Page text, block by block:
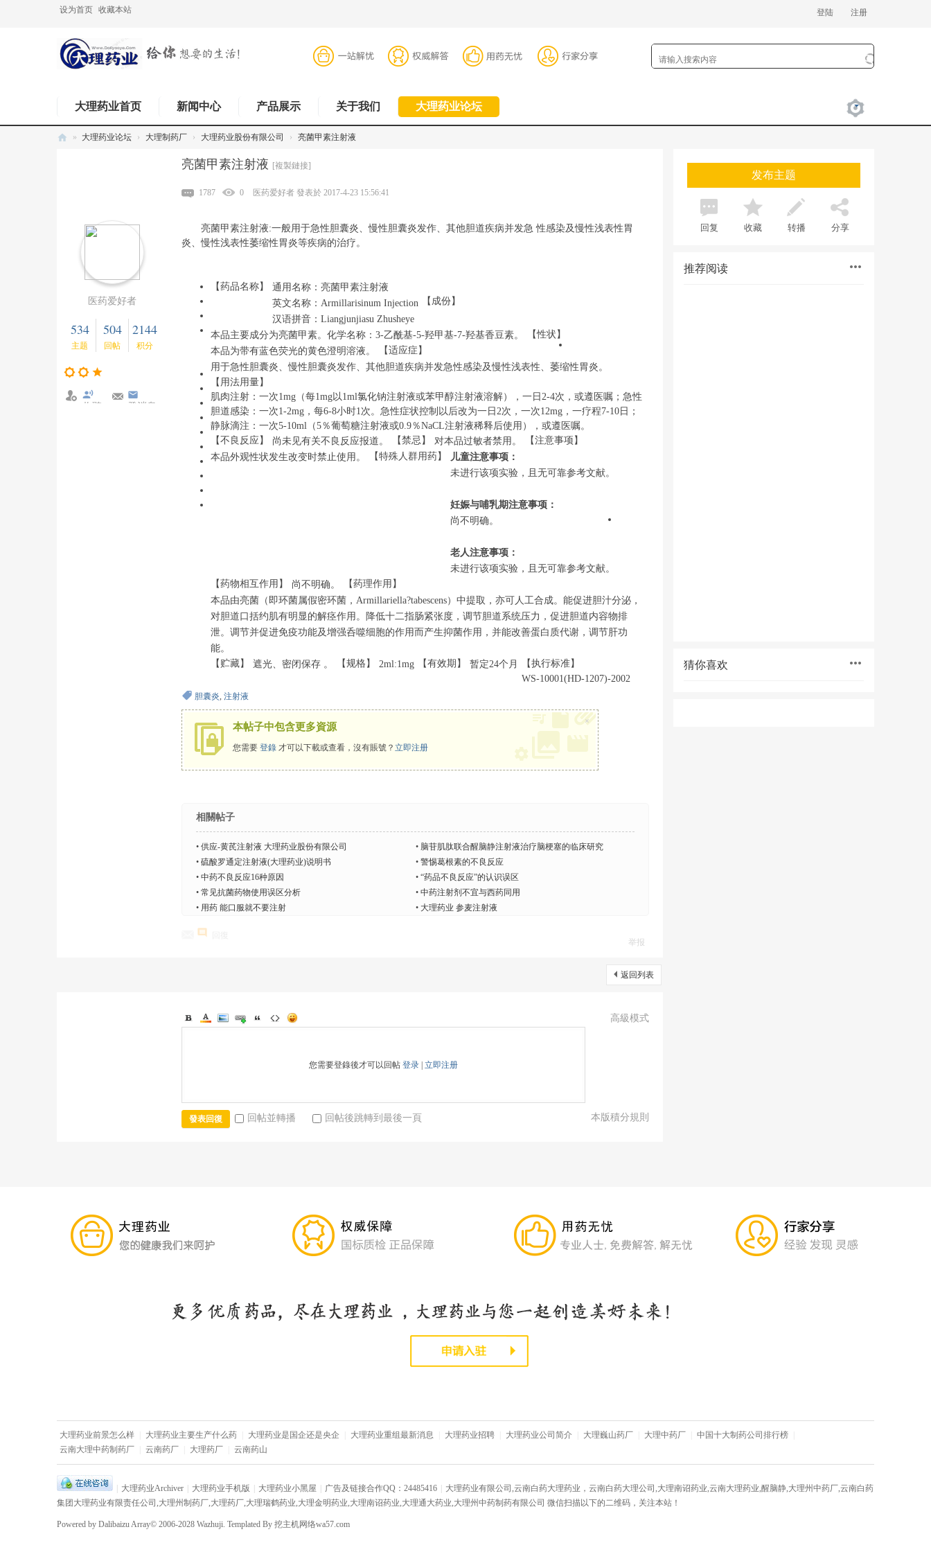
设为首页 收藏本站 登陆 注册
大理药业首页 新闻中心 产品展示 关于我们 大理药业论坛
» 大理药业论坛 › 大理制药厂 › 大理药业股份有限公司 › 亮菌甲素注射液
亮菌甲素注射液 [複製鏈接]
医药爱好者
534
主题
504
回帖
2144
积分
收聽
發消息
1787 0 医药爱好者 發表於 2017-4-23 15:56:41
亮菌甲素注射液:一般用于急性胆囊炎、慢性胆囊炎发作、其他胆道疾病并发急 性感染及慢性浅表性胃
炎、慢性浅表性萎缩性胃炎等疾病的治疗。
【药品名称】
通用名称：亮菌甲素注射液
英文名称：Armillarisinum Injection
汉语拼音：Liangjunjiasu Zhusheye
【成份】
本品主要成分为亮菌甲素。化学名称：3-乙酰基-5-羟甲基-7-羟基香豆素。
【性状】
本品为带有蓝色荧光的黄色澄明溶液。
【适应症】
用于急性胆囊炎、慢性胆囊炎发作、其他胆道疾病并发急性感染及慢性浅表性、萎缩性胃炎。
【用法用量】
肌肉注射：一次1mg（每1mg以1ml氯化钠注射液或苯甲醇注射液溶解），一日2-4次，或遵医嘱；急性
胆道感染：一次1-2mg，每6-8小时1次。急性症状控制以后改为一日2次，一次12mg，一疗程7-10日；
静脉滴注：一次5-10ml（5％葡萄糖注射液或0.9％NaCL注射液稀释后使用），或遵医嘱。
【不良反应】
尚未见有关不良反应报道。 【禁忌】 对本品过敏者禁用。
【注意事项】
本品外观性状发生改变时禁止使用。
【特殊人群用药】
儿童注意事项：
未进行该项实验，且无可靠参考文献。
妊娠与哺乳期注意事项：
尚不明确。
老人注意事项：
未进行该项实验，且无可靠参考文献。
【药物相互作用】
尚不明确。
【药理作用】
本品由亮菌（即环菌属假密环菌，Armillariella?tabescens）中提取，亦可人工合成。能促进胆汁分泌，
对胆道口括约肌有明显的解痉作用。降低十二指肠紧张度，调节胆道系统压力，促进胆道内容物排
泄。调节并促进免疫功能及增强呑噬细胞的作用而产生抑菌作用，并能改善蛋白质代谢，调节肝功
能。
【贮藏】
遮光、密闭保存 。 【规格】 2ml:1mg 【有效期】 暂定24个月
【执行标准】
WS-10001(HD-1207)-2002
胆囊炎, 注射液
本帖子中包含更多資源
您需要 登錄 才可以下載或查看，沒有賬號？ 立即注册
×
相關帖子
• 供应-黄芪注射液 大理药业股份有限公司 • 脑苷肌肽联合醒脑静注射液治疗脑梗塞的临床研究
• 硫酸罗通定注射液(大理药业)说明书 • 警惕葛根素的不良反应
• 中药不良反应16种原因 • “药品不良反应”的认识误区
• 常见抗菌药物使用误区分析 • 中药注射剂不宜与西药同用
• 用药 能口服就不要注射 • 大理药业 参麦注射液
举报
返回列表
高級模式
您需要登錄後才可以回帖 登录 立即注册
本版積分規則
發表回復 回帖並轉播 回帖後跳轉到最後一頁
发布主题
回复 收藏 转播 分享
推荐阅读
猜你喜欢
大理药业前景怎么样 大理药业主要生产什么药 大理药业是国企还是央企 大理药业重组最新消息 大理药业招聘 大理药业公司简介 大理巍山药厂 大理中药厂 中国十大制药公司排行榜
云南大理中药制药厂
云南药厂 大理药厂 云南药山
大理药业Archiver 大理药业手机版 大理药业小黑屋 广告及链接合作QQ：24485416
大理药业有限公司,云南白药大理药业，云南白药大理公司,大理南诏药业,云南大理药业,醒脑静,大理州中药厂,云南白药
集团大理药业有限责任公司,大理州制药厂,大理药厂,大理瑞鹤药业,大理金明药业,大理南诏药业,大理通大药业,大理州中药制药有限公司 微信扫描以下的二维码，关注本站！
Powered by DalibaizuArray© 2006-2028 Wazhuji. Templated By 挖主机网络wa57.com